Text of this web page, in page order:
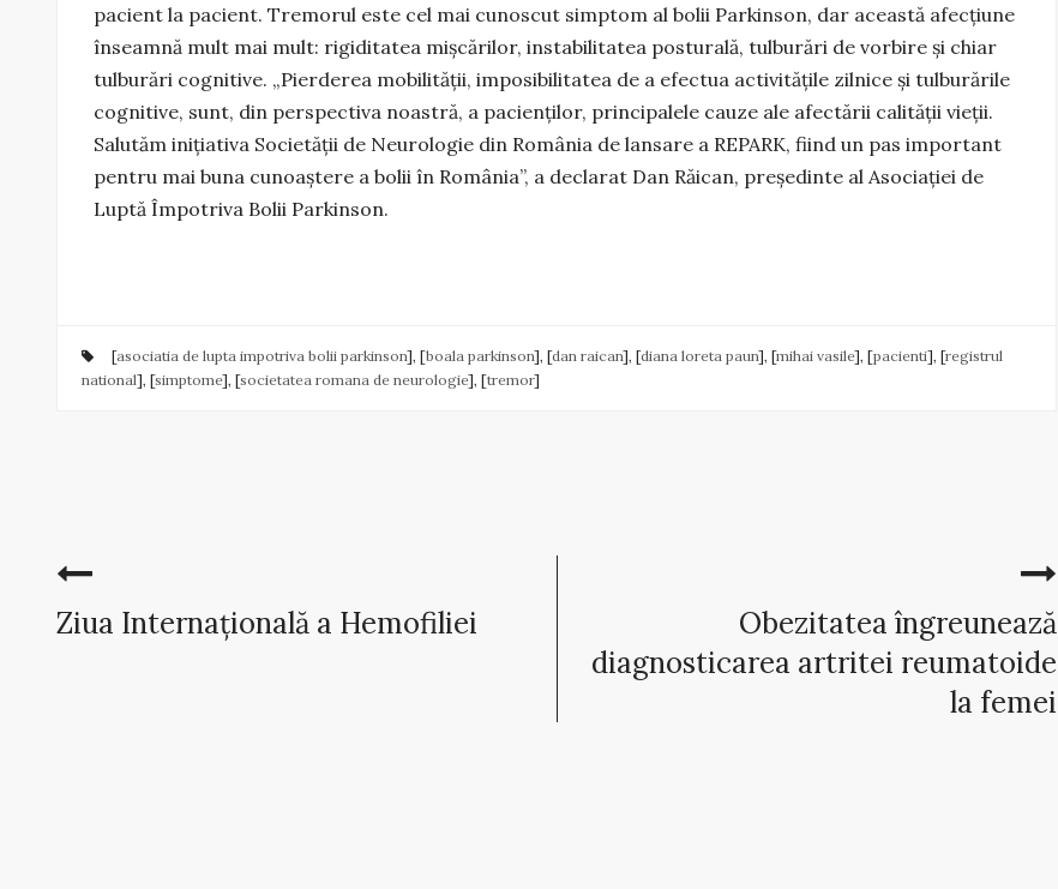
pacient la pacient. Tremorul este cel mai cunoscut simptom al bolii Parkinson, dar această afecţiune
înseamnă mult mai mult: rigiditatea mişcărilor, instabilitatea posturală, tulburări de vorbire şi chiar
tulburări cognitive. „Pierderea mobilităţii, imposibilitatea de a efectua activităţile zilnice şi tulburările
cognitive, sunt, din perspectiva noastră, a pacienţilor, principalele cauze ale afectării calității vieții.
Salutăm iniţiativa Societăţii de Neurologie din România de lansare a REPARK, fiind un pas important
pentru mai buna cunoaştere a bolii în România”, a declarat Dan Răican, preşedinte al Asociaţiei de
Luptă Împotriva Bolii Parkinson.
[asociatia de lupta impotriva bolii parkinson], [boala parkinson], [dan raican], [diana loreta paun], [mihai vasile], [pacienti], [registrul
national], [simptome], [societatea romana de neurologie], [tremor]
Ziua Internațională a Hemofiliei
Obezitatea îngreunează
diagnosticarea artritei reumatoide
la femei